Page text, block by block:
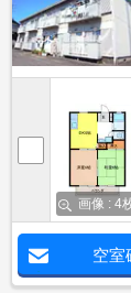
画像 : 4
空室